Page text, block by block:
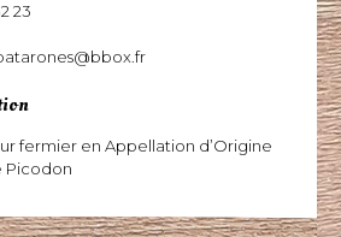
23
fermier en Appellation d’Origine
Picodon